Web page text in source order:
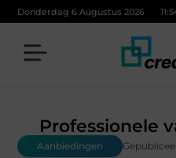
Donderdag 6 Augustus 2026
Professionele
Aanbiedingen